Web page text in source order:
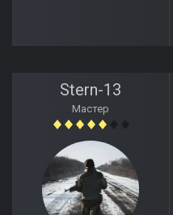
Stern-13
Мастер